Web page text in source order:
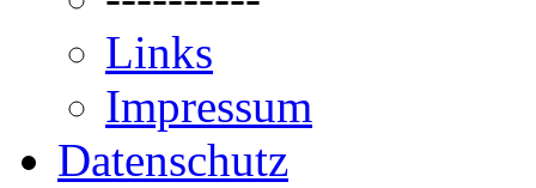
Links
Impressum
Datenschutz